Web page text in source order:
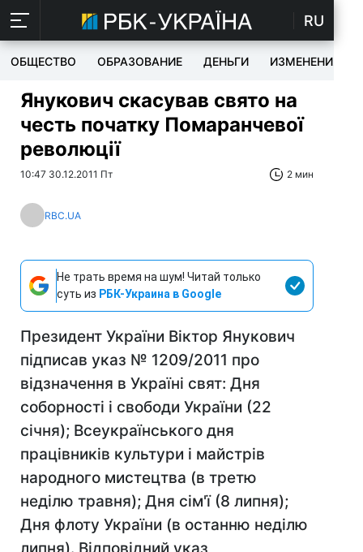
RU
ОБЩЕСТВО ОБРАЗОВАНИЕ ДЕНЬГИ ИЗМЕНЕНИЯ
Янукович скасував свято на
честь початку Помаранчевої
революції
10:47 30.12.2011 Пт 2 мин
RBC.UA
Не трать время на шум! Читай только
суть из РБК-Украина в Google
Президент України Віктор Янукович
підписав указ № 1209/2011 про
відзначення в Україні свят: Дня
соборності і свободи України (22
січня); Всеукраїнського дня
працівників культури і майстрів
народного мистецтва (в третю
неділю травня); Дня сім'ї (8 липня);
Дня флоту України (в останню неділю